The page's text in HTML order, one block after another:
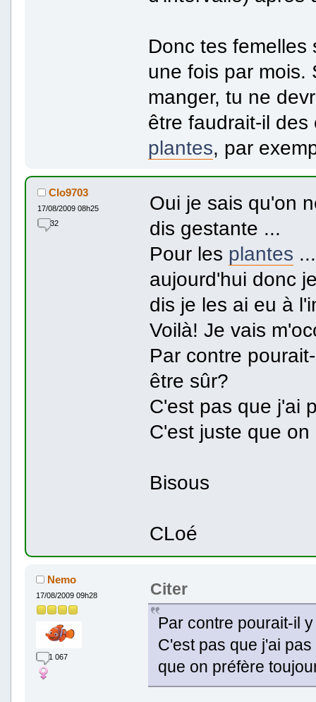
Donc tes
une fois par mois.
manger, tu ne
être faudrait-il
plantes, par
Clo9703
17/08/2009 08h25
32
Oui je sais qu'on
dis gestante ...
Pour les plantes
aujourd'hui donc
dis je les ai eu à
Voilà! Je vais
Par contre
être sûr?
C'est pas que j'ai
C'est juste que
Bisous
CLoé
Nemo
17/08/2009 09h28
1 067
Citer
Par contre pourait-il
C'est pas que j'ai
que on préfère